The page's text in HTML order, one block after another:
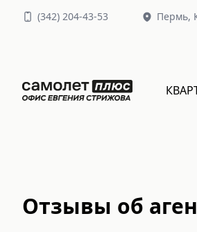
(342) 204-43-53 Пермь,
Отзывы об